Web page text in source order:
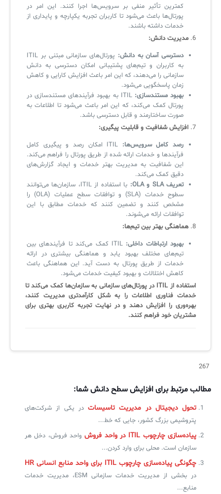
کمترین تأثیر منفی بر سرویس‌ها اجرا کنند. این امر در
پورتال‌ها باعث می‌شود تا کاربران تجربه یکپارچه و پایداری از
خدمات داشته باشند.
6. مدیریت دانش:
دسترسی آسان به دانش:
پورتال‌های سازمانی مبتنی بر ITIL
به کاربران و تیم‌های پشتیبانی امکان دسترسی به دانش
سازمانی را می‌دهند، که این امر باعث افزایش کارایی و کاهش
زمان پاسخگویی می‌شود.
بهبود مستندسازی:
ITIL به بهبود فرآیندهای مستندسازی در
پورتال کمک می‌کند، که این امر باعث می‌شود تا اطلاعات به
صورت ساختارمند و قابل دسترسی باشد.
7. افزایش شفافیت و قابلیت پیگیری:
رصد کامل سرویس‌ها:
ITIL امکان رصد و پیگیری کامل
فرآیندها و خدمات ارائه شده از طریق پورتال را فراهم می‌کند.
این شفافیت به مدیریت بهتر خدمات و ایجاد گزارش‌های
دقیق کمک می‌کند.
تعریف SLA و OLA:
با استفاده از ITIL، سازمان‌ها می‌توانند
سطوح خدمات (SLA) و توافقات سطح عملیات (OLA) را
مشخص کنند و تضمین کنند که خدمات مطابق با این
توافقات ارائه می‌شوند.
8. هماهنگی بهتر بین تیم‌ها:
بهبود ارتباطات داخلی:
ITIL کمک می‌کند تا فرآیندهای بین
تیم‌های مختلف بهبود یابد و هماهنگی بیشتری در ارائه
خدمات از طریق پورتال به دست آید. این هماهنگی باعث
کاهش اختلالات و بهبود کیفیت خدمات می‌شود.
استفاده از ITIL در پورتال‌های سازمانی به سازمان‌ها کمک می‌کند تا
خدمات فناوری اطلاعات را به شکل کارآمدتری مدیریت کنند،
بهره‌وری را افزایش دهند و در نهایت تجربه کاربری بهتری برای
مشتریان خود فراهم کنند.
267
مطالب مرتبط برای افزایش سطح دانش شما:
تحول دیجیتال در مدیریت تاسیسات در یکی از شرکت‌های
پتروشیمی بزرگ کشور، جایی که خط...
پیاده‌سازی چارچوب ITIL در واحد فروش
واحد فروش، دخل هر
سازمان است. محلی برای وارد کردن...
چگونگی پیاده‌سازی چارچوب ITIL‌ برای واحد منابع انسانی HR
در بخشی از مدیریت خدمات سازمانی ESM، مدیریت خدمات
منابع...